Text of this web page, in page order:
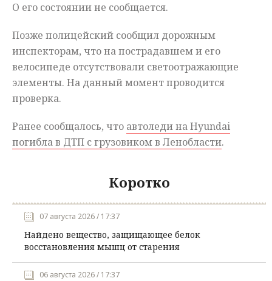
О его состоянии не сообщается.
Позже полицейский сообщил дорожным
инспекторам, что на пострадавшем и его
велосипеде отсутствовали светоотражающие
элементы. На данный момент проводится
проверка.
Ранее сообщалось, что автоледи на Hyundai
погибла в ДТП с грузовиком в Ленобласти.
Коротко
07 августа 2026 / 17:37
Найдено вещество, защищающее белок
восстановления мышц от старения
06 августа 2026 / 17:37